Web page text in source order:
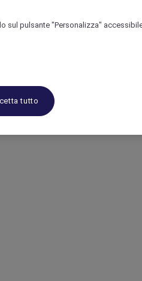
sul pulsante "Personalizza"
tutto